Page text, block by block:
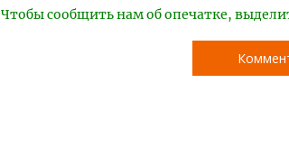
Чтобы сообщить нам об опечатке,